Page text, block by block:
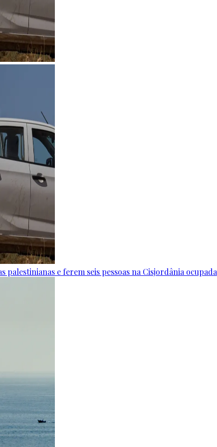
palestinianas e ferem seis pessoas na Cisjordânia ocupada